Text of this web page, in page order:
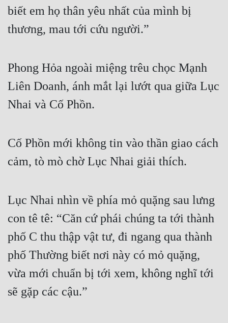
biết em họ thân yêu nhất của mình bị
thương, mau tới cứu người.”
Phong Hỏa ngoài miệng trêu chọc Mạnh
Liên Doanh, ánh mắt lại lướt qua giữa Lục
Nhai và Cố Phồn.
Cố Phồn mới không tin vào thần giao cách
cảm, tò mò chờ Lục Nhai giải thích.
Lục Nhai nhìn về phía mỏ quặng sau lưng
con tê tê: “Căn cứ phái chúng ta tới thành
phố C thu thập vật tư, đi ngang qua thành
phố Thường biết nơi này có mỏ quặng,
vừa mới chuẩn bị tới xem, không nghĩ tới
sẽ gặp các cậu.”